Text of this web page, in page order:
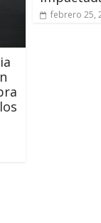
febrero 25,